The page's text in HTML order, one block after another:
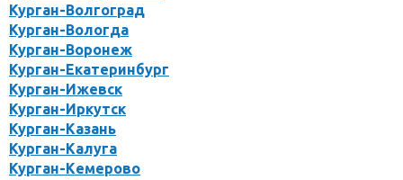
Курган-Волгоград
Курган-Вологда
Курган-Воронеж
Курган-Екатеринбург
Курган-Ижевск
Курган-Иркутск
Курган-Казань
Курган-Калуга
Курган-Кемерово